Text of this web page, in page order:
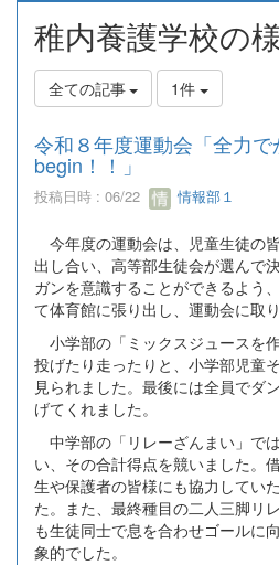
稚内養護学校の
全ての記事 1件
令和８年度運動会「全力
begin！！」
投稿日時 : 06/22 情報部１
今年度の運動会は、児童生徒の
出し合い、高等部生徒会が選んで
ガンを意識することができるよう
て体育館に張り出し、運動会に取
小学部の「ミックスジュースを
投げたり走ったりと、小学部児童
見られました。最後には全員でダ
げてくれました。
中学部の「リレーざんまい」で
い、その合計得点を競いました。
生や保護者の皆様にも協力してい
た。また、最終種目の二人三脚リ
も生徒同士で息を合わせゴールに
象的でした。